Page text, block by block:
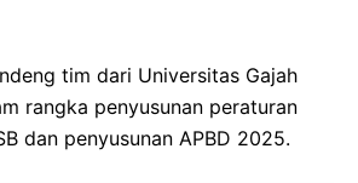
tim dari Universitas Gajah
rangka penyusunan peraturan
dan penyusunan APBD 2025.